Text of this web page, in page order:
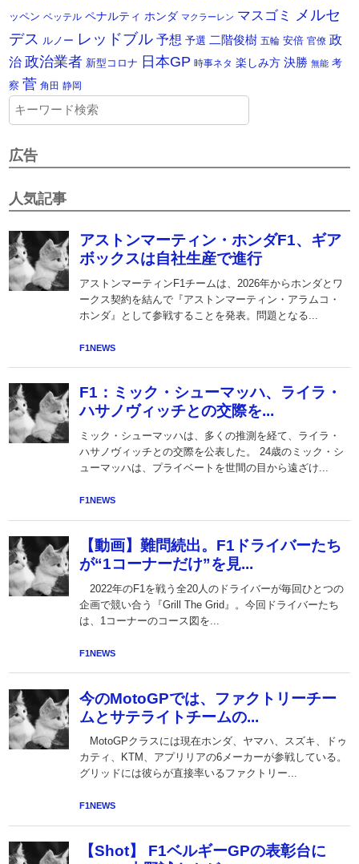
ッペン ベッテル ペナルティ ホンダ マクラーレン マスゴミ
メルセ
デス ルノー レッドブル 予想 予選 二階俊樹 五輪 安倍 官僚 政
治 政治業者 新型コロナ 日本GP 時事ネタ 楽しみ方 決勝 無能 考
察 菅 角田 静岡
広告
人気記事